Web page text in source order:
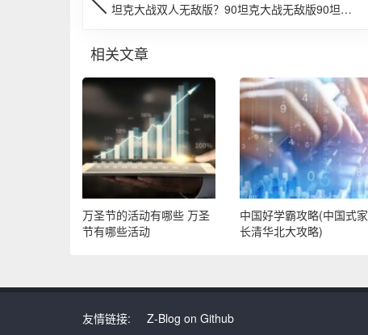
坦克大战双人无敌版？90坦克大战无敌版90坦克
相关文章
万圣节的活动有哪些 万圣
节有哪些活动
中国好学霸攻略(中国式家
长清华北大攻略)
友情链接: Z-Blog on Github